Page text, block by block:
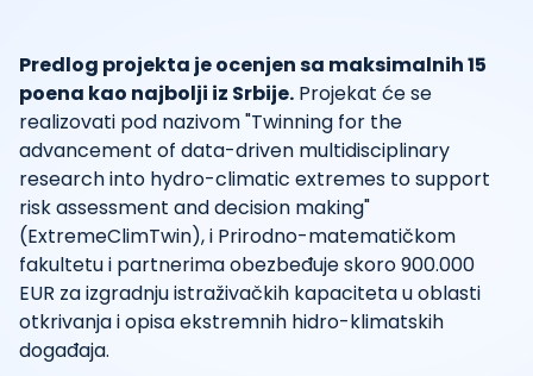
Predlog projekta je ocenjen sa maksimalnih 15
poena kao najbolji iz Srbije. Projekat će se
realizovati pod nazivom "Twinning for the
advancement of data-driven multidisciplinary
research into hydro-climatic extremes to support
risk assessment and decision making"
(ExtremeClimTwin), i Prirodno-matematičkom
fakultetu i partnerima obezbeđuje skoro 900.000
EUR za izgradnju istraživačkih kapaciteta u oblasti
otkrivanja i opisa ekstremnih hidro-klimatskih
događaja.